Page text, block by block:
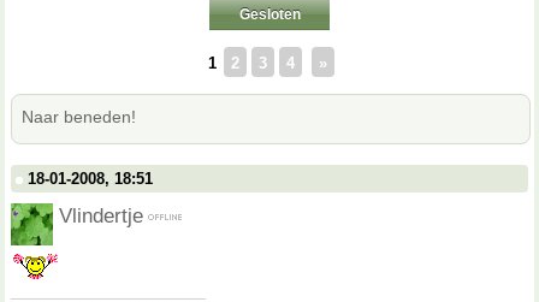
Gesloten
1 2 3 4 »
Naar beneden!
18-01-2008, 18:51
Vlindertje